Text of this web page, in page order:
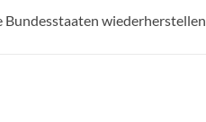
wiederherstellen